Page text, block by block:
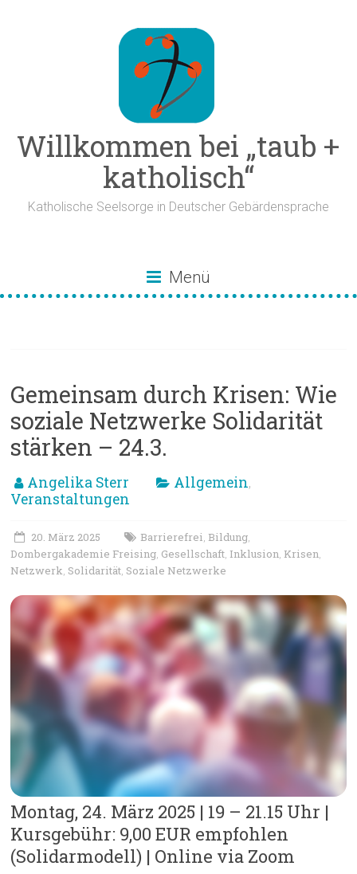
Willkommen bei „taub +
katholisch“
Katholische Seelsorge in Deutscher Gebärdensprache
Menü
Gemeinsam durch Krisen: Wie
soziale Netzwerke Solidarität
stärken – 24.3.
Angelika Sterr Allgemein,
Veranstaltungen
20. März 2025 Barrierefrei, Bildung,
Dombergakademie Freising, Gesellschaft, Inklusion, Krisen,
Netzwerk, Solidarität, Soziale Netzwerke
Montag, 24. März 2025 | 19 – 21.15 Uhr |
Kursgebühr: 9,00 EUR empfohlen
(Solidarmodell) | Online via Zoom